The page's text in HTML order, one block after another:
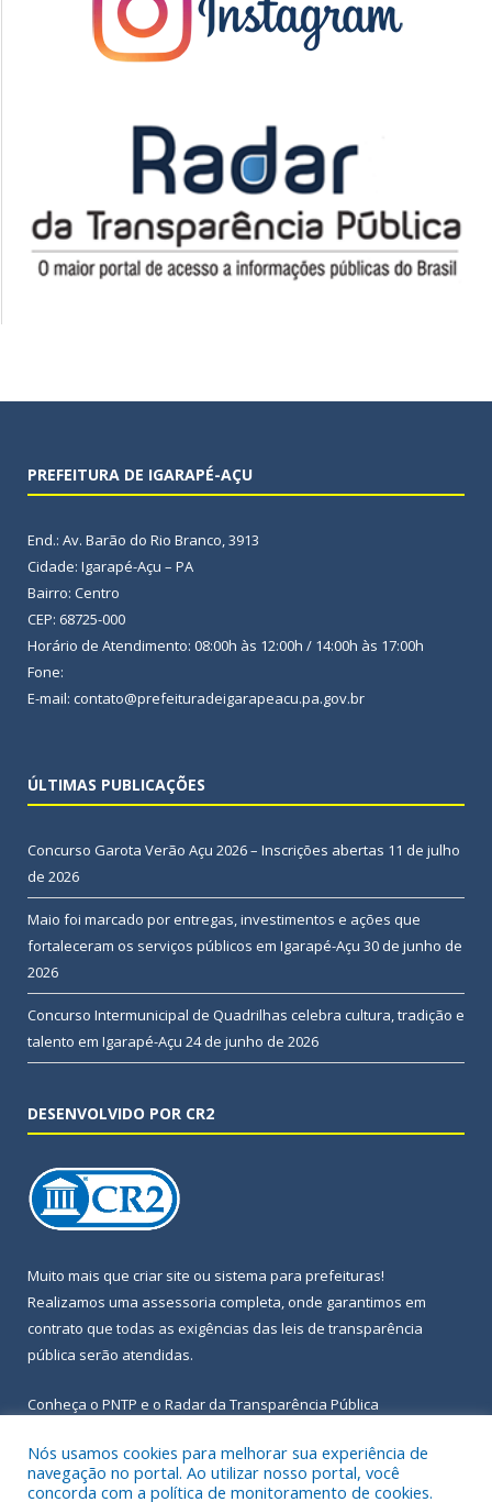
PREFEITURA DE IGARAPÉ-AÇU
End.: Av. Barão do Rio Branco, 3913
Cidade: Igarapé-Açu – PA
Bairro: Centro
CEP: 68725-000
Horário de Atendimento: 08:00h às 12:00h / 14:00h às 17:00h
Fone:
E-mail: contato@prefeituradeigarapeacu.pa.gov.br
ÚLTIMAS PUBLICAÇÕES
Concurso Garota Verão Açu 2026 – Inscrições abertas 11 de julho
de 2026
Maio foi marcado por entregas, investimentos e ações que
fortaleceram os serviços públicos em Igarapé-Açu 30 de junho de
2026
Concurso Intermunicipal de Quadrilhas celebra cultura, tradição e
talento em Igarapé-Açu 24 de junho de 2026
DESENVOLVIDO POR CR2
Muito mais que criar site ou sistema para prefeituras!
Realizamos uma assessoria completa, onde garantimos em
contrato que todas as exigências das leis de transparência
pública serão atendidas.
Conheça o PNTP e o Radar da Transparência Pública
Nós usamos cookies para melhorar sua experiência de
navegação no portal. Ao utilizar nosso portal, você
concorda com a política de monitoramento de cookies.